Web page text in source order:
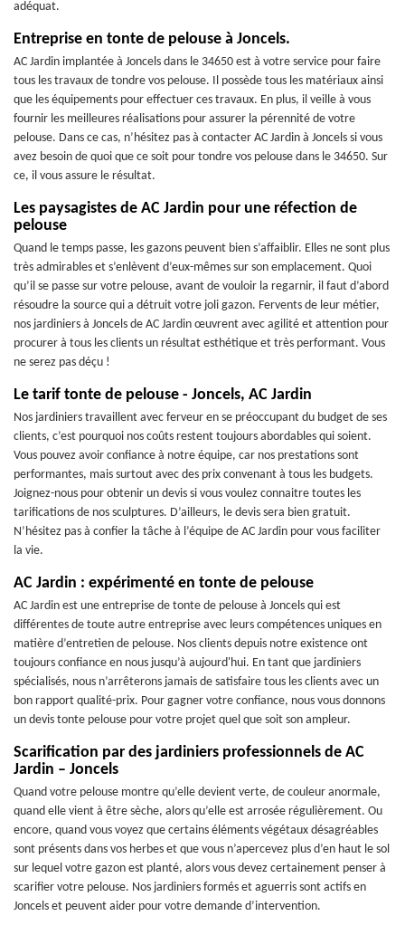
adéquat.
Entreprise en tonte de pelouse à Joncels.
AC Jardin implantée à Joncels dans le 34650 est à votre service pour faire
tous les travaux de tondre vos pelouse. Il possède tous les matériaux ainsi
que les équipements pour effectuer ces travaux. En plus, il veille à vous
fournir les meilleures réalisations pour assurer la pérennité de votre
pelouse. Dans ce cas, n’hésitez pas à contacter AC Jardin à Joncels si vous
avez besoin de quoi que ce soit pour tondre vos pelouse dans le 34650. Sur
ce, il vous assure le résultat.
Les paysagistes de AC Jardin pour une réfection de
pelouse
Quand le temps passe, les gazons peuvent bien s’affaiblir. Elles ne sont plus
très admirables et s’enlèvent d’eux-mêmes sur son emplacement. Quoi
qu’il se passe sur votre pelouse, avant de vouloir la regarnir, il faut d’abord
résoudre la source qui a détruit votre joli gazon. Fervents de leur métier,
nos jardiniers à Joncels de AC Jardin œuvrent avec agilité et attention pour
procurer à tous les clients un résultat esthétique et très performant. Vous
ne serez pas déçu !
Le tarif tonte de pelouse - Joncels, AC Jardin
Nos jardiniers travaillent avec ferveur en se préoccupant du budget de ses
clients, c’est pourquoi nos coûts restent toujours abordables qui soient.
Vous pouvez avoir confiance à notre équipe, car nos prestations sont
performantes, mais surtout avec des prix convenant à tous les budgets.
Joignez-nous pour obtenir un devis si vous voulez connaitre toutes les
tarifications de nos sculptures. D’ailleurs, le devis sera bien gratuit.
N’hésitez pas à confier la tâche à l’équipe de AC Jardin pour vous faciliter
la vie.
AC Jardin : expérimenté en tonte de pelouse
AC Jardin est une entreprise de tonte de pelouse à Joncels qui est
différentes de toute autre entreprise avec leurs compétences uniques en
matière d’entretien de pelouse. Nos clients depuis notre existence ont
toujours confiance en nous jusqu’à aujourd'hui. En tant que jardiniers
spécialisés, nous n’arrêterons jamais de satisfaire tous les clients avec un
bon rapport qualité-prix. Pour gagner votre confiance, nous vous donnons
un devis tonte pelouse pour votre projet quel que soit son ampleur.
Scarification par des jardiniers professionnels de AC
Jardin – Joncels
Quand votre pelouse montre qu’elle devient verte, de couleur anormale,
quand elle vient à être sèche, alors qu’elle est arrosée régulièrement. Ou
encore, quand vous voyez que certains éléments végétaux désagréables
sont présents dans vos herbes et que vous n’apercevez plus d’en haut le sol
sur lequel votre gazon est planté, alors vous devez certainement penser à
scarifier votre pelouse. Nos jardiniers formés et aguerris sont actifs en
Joncels et peuvent aider pour votre demande d’intervention.